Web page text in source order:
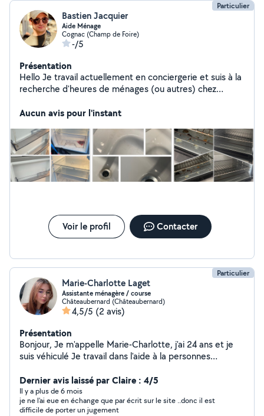
Particulier
Bastien Jacquier
Aide Ménage
Cognac (Champ de Foire)
-/5
Présentation
Hello Je travail actuellement en conciergerie et suis à la
recherche d'heures de ménages (ou autres) chez
Aucun avis pour l'instant
Voir le profil Contacter
Particulier
Marie-Charlotte Laget
Assistante ménagère / course
Châteaubernard (Châteaubernard)
4,5/5 (2 avis)
Présentation
Bonjour, Je m'appelle Marie-Charlotte, j'ai 24 ans et je
suis véhiculé Je travail dans l'aide à la personnes
propose donc mes prestations ménager / repassage,
courses, garde d'enfant ou d'animaux N'hésitez pas si
vous avez besoin
Dernier avis laissé par Claire : 4/5
Il y a plus de 6 mois
je ne l'ai eue en échange que par écrit sur le site ..donc il est
difficile de porter un jugement